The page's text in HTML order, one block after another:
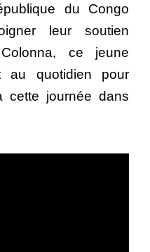
du Congo
leur soutien
ce jeune
au quotidien pour
cette journée dans